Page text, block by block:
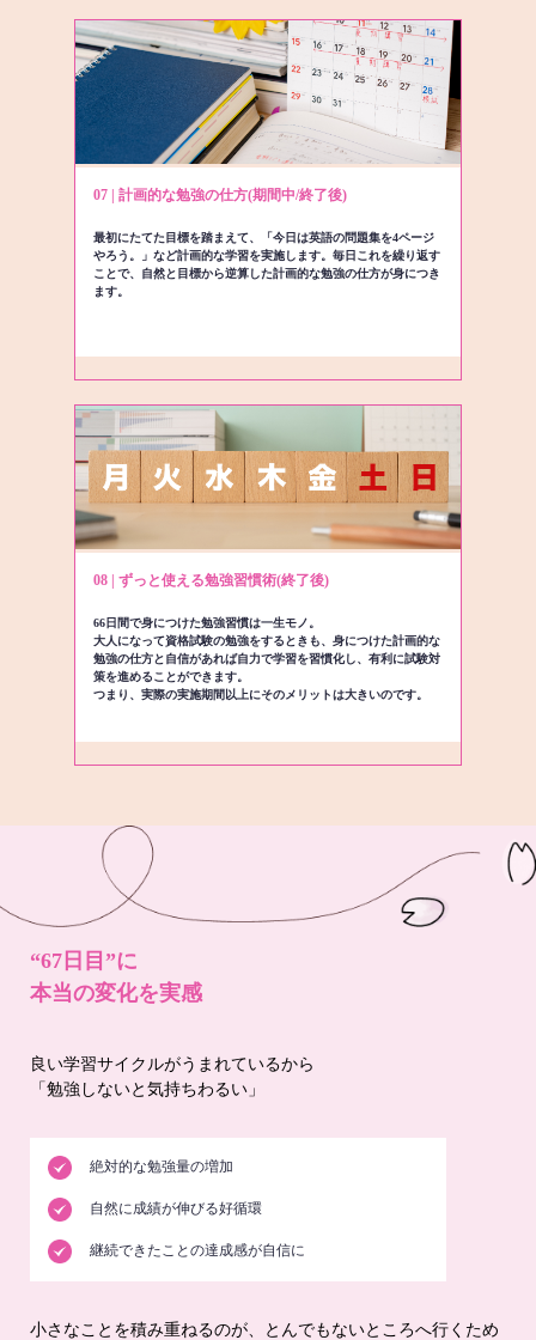
07 | 計画的な勉強の仕方(期間中/終了後)
最初にたてた目標を踏まえて、「今日は英語の問題集を4ページ
やろう。」など計画的な学習を実施します。毎日これを繰り返す
ことで、自然と目標から逆算した計画的な勉強の仕方が身につき
ます。
08 | ずっと使える勉強習慣術(終了後)
66日間で身につけた勉強習慣は一生モノ。
大人になって資格試験の勉強をするときも、身につけた計画的な
勉強の仕方と自信があれば自力で学習を習慣化し、有利に試験対
策を進めることができます。
つまり、実際の実施期間以上にそのメリットは大きいのです。
“67日目”に
本当の変化を実感
良い学習サイクルがうまれているから
「勉強しないと気持ちわるい」
絶対的な勉強量の増加
自然に成績が伸びる好循環
継続できたことの達成感が自信に
小さなことを積み重ねるのが、とんでもないところへ行くため